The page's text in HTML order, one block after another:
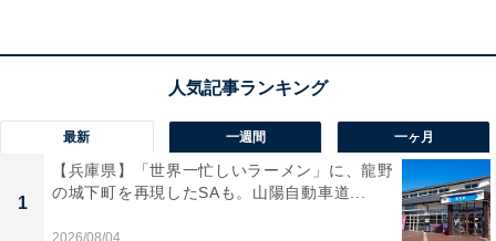
テーマは「SPIN GENIUS（スピンの天才）」
最新 一週間 一ヶ月
1
【兵庫県】「世界一忙しいラーメン」に、龍野
の城下町を再現したSAも。山陽自動車道...